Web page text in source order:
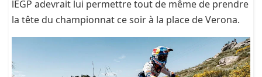
lEGP adevrait lui permettre tout de même de prendre
la tête du championnat ce soir à la place de Verona.